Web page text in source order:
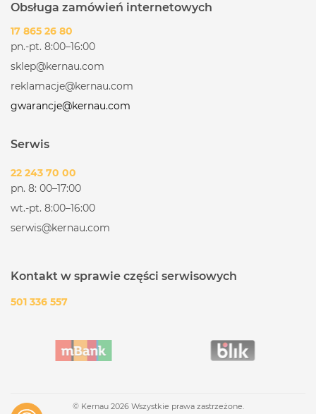
Obsługa zamówień internetowych
17 865 26 80
pn.-pt. 8:00–16:00
sklep@kernau.com
reklamacje@kernau.com
gwarancje@kernau.com
Serwis
22 243 70 00
pn. 8: 00–17:00
wt.-pt. 8:00–16:00
serwis@kernau.com
Kontakt w sprawie części serwisowych
501 336 557
© Kernau 2026 Wszystkie prawa zastrzeżone.